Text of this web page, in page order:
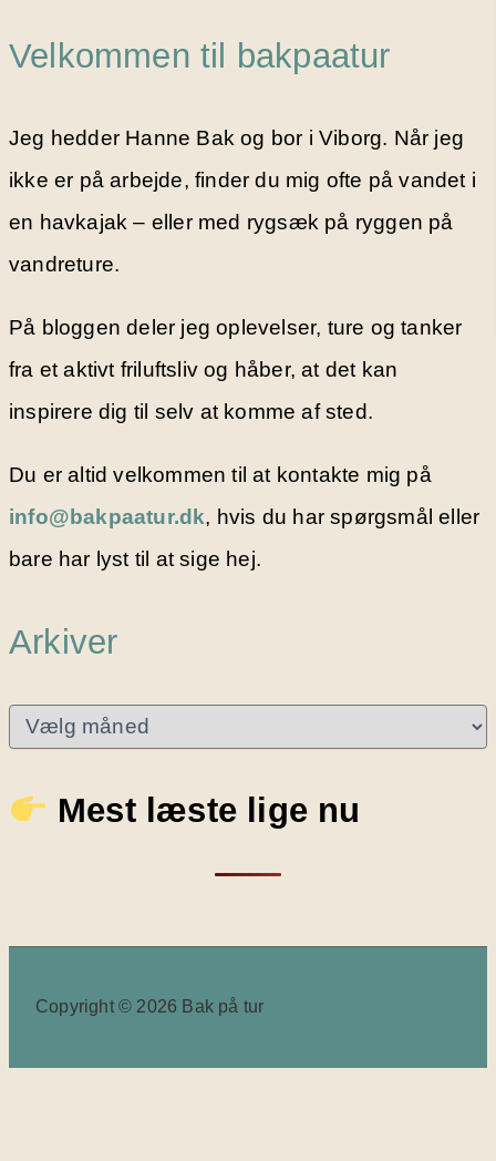
Velkommen til bakpaatur
Jeg hedder Hanne Bak og bor i Viborg. Når jeg
ikke er på arbejde, finder du mig ofte på vandet i
en havkajak – eller med rygsæk på ryggen på
vandreture.
På bloggen deler jeg oplevelser, ture og tanker
fra et aktivt friluftsliv og håber, at det kan
inspirere dig til selv at komme af sted.
Du er altid velkommen til at kontakte mig på
info@bakpaatur.dk, hvis du har spørgsmål eller
bare har lyst til at sige hej.
Arkiver
v
e
Mest læste lige nu
Copyright © 2026 Bak på tur